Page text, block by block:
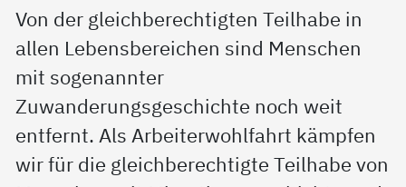
Von der gleichberechtigten Teilhabe in
allen Lebensbereichen sind Menschen
mit sogenannter
Zuwanderungsgeschichte noch weit
entfernt. Als Arbeiterwohlfahrt kämpfen
wir für die gleichberechtigte Teilhabe von